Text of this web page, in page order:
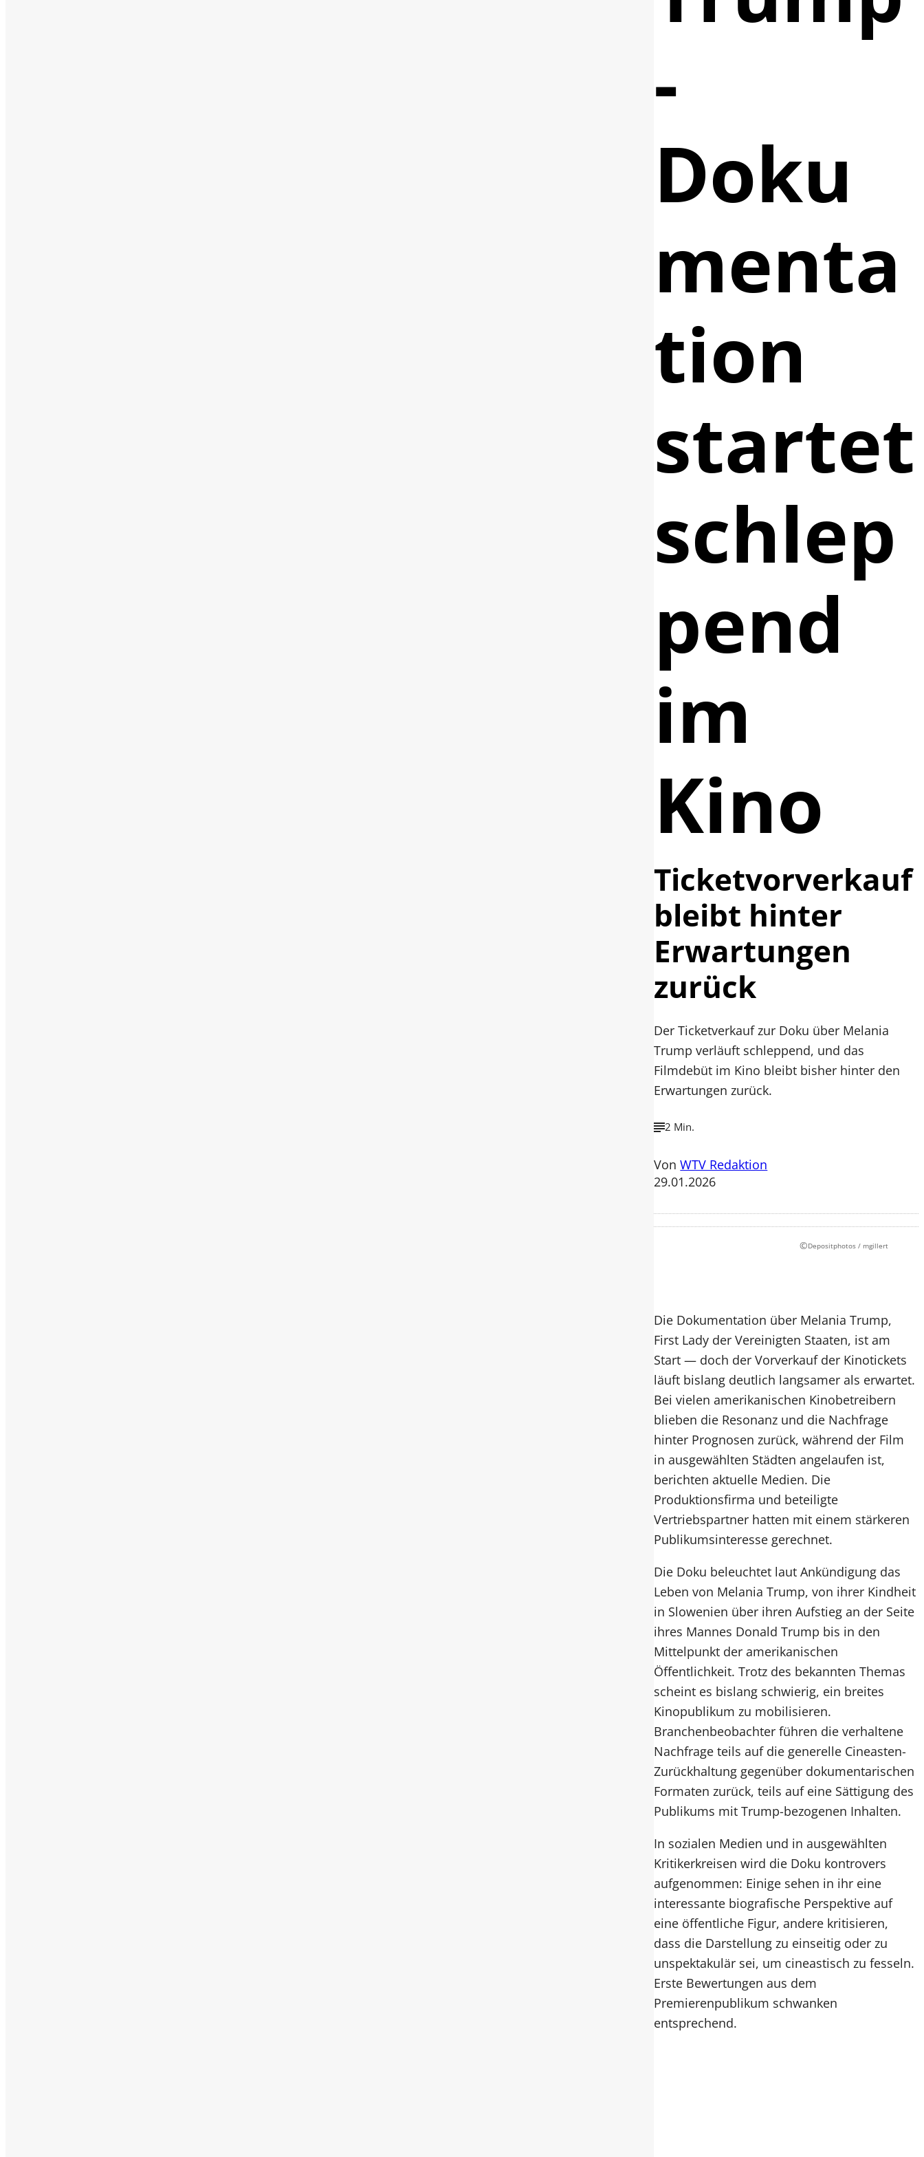
-
Doku
menta
tion
startet
schlep
pend
im
Kino
Ticketvorverkauf
bleibt hinter
Erwartungen
zurück
Der Ticketverkauf zur Doku über Melania
Trump verläuft schleppend, und das
Filmdebüt im Kino bleibt bisher hinter den
Erwartungen zurück.
2 Min.
VonWTV Redaktion
29.01.2026
©Depositphotos / mgillert
Die Dokumentation über Melania Trump,
First Lady der Vereinigten Staaten, ist am
Start — doch der Vorverkauf der Kinotickets
läuft bislang deutlich langsamer als erwartet.
Bei vielen amerikanischen Kinobetreibern
blieben die Resonanz und die Nachfrage
hinter Prognosen zurück, während der Film
in ausgewählten Städten angelaufen ist,
berichten aktuelle Medien. Die
Produktionsfirma und beteiligte
Vertriebspartner hatten mit einem stärkeren
Publikumsinteresse gerechnet.
Die Doku beleuchtet laut Ankündigung das
Leben von Melania Trump, von ihrer Kindheit
in Slowenien über ihren Aufstieg an der Seite
ihres Mannes Donald Trump bis in den
Mittelpunkt der amerikanischen
Öffentlichkeit. Trotz des bekannten Themas
scheint es bislang schwierig, ein breites
Kinopublikum zu mobilisieren.
Branchenbeobachter führen die verhaltene
Nachfrage teils auf die generelle Cineasten-
Zurückhaltung gegenüber dokumentarischen
Formaten zurück, teils auf eine Sättigung des
Publikums mit Trump-bezogenen Inhalten.
In sozialen Medien und in ausgewählten
Kritikerkreisen wird die Doku kontrovers
aufgenommen: Einige sehen in ihr eine
interessante biografische Perspektive auf
eine öffentliche Figur, andere kritisieren,
dass die Darstellung zu einseitig oder zu
unspektakulär sei, um cineastisch zu fesseln.
Erste Bewertungen aus dem
Premierenpublikum schwanken
entsprechend.